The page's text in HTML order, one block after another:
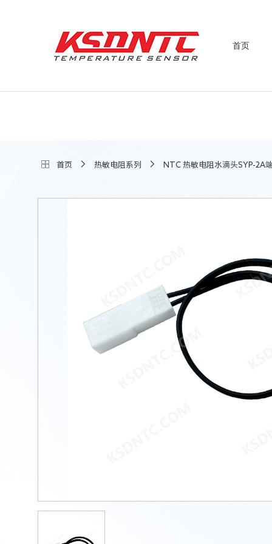
首页
首页 热敏电阻系列 NTC 热敏电阻水滴头SYP-2A